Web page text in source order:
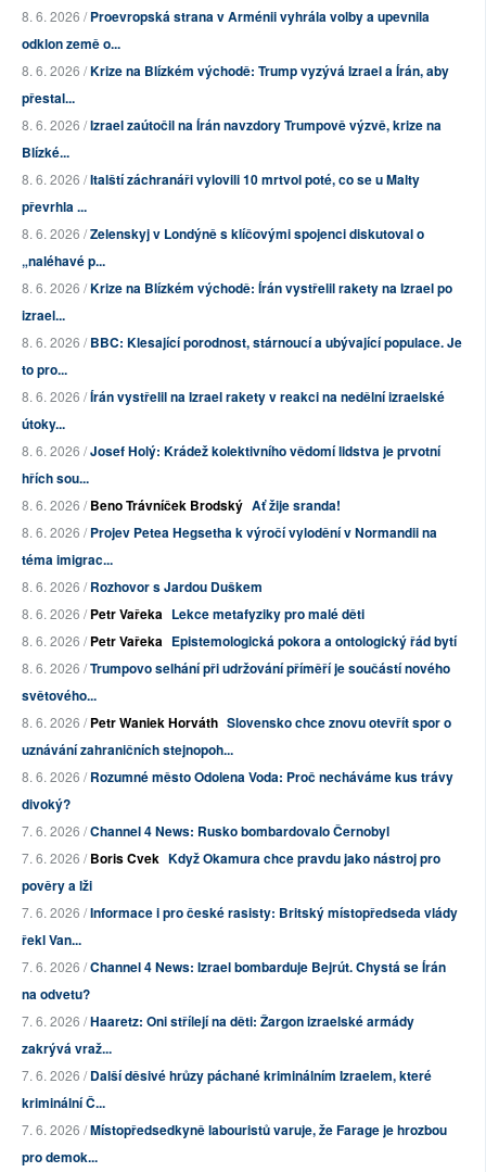
8. 6. 2026 /Proevropská strana v Arménii vyhrála volby a upevnila
odklon země o...
8. 6. 2026 /Krize na Blízkém východě: Trump vyzývá Izrael a Írán, aby
přestal...
8. 6. 2026 /Izrael zaútočil na Írán navzdory Trumpově výzvě, krize na
Blízké...
8. 6. 2026 /Italští záchranáři vylovili 10 mrtvol poté, co se u Malty
převrhla ...
8. 6. 2026 /Zelenskyj v Londýně s klíčovými spojenci diskutoval o
„naléhavé p...
8. 6. 2026 /Krize na Blízkém východě: Írán vystřelil rakety na Izrael po
izrael...
8. 6. 2026 /BBC: Klesající porodnost, stárnoucí a ubývající populace. Je
to pro...
8. 6. 2026 /Írán vystřelil na Izrael rakety v reakci na nedělní izraelské
útoky...
8. 6. 2026 /Josef Holý: Krádež kolektivního vědomí lidstva je prvotní
hřích sou...
8. 6. 2026 /Beno Trávníček Brodský Ať žije sranda!
8. 6. 2026 /Projev Petea Hegsetha k výročí vylodění v Normandii na
téma imigrac...
8. 6. 2026 /Rozhovor s Jardou Duškem
8. 6. 2026 /Petr Vařeka Lekce metafyziky pro malé děti
8. 6. 2026 /Petr Vařeka Epistemologická pokora a ontologický řád bytí
8. 6. 2026 /Trumpovo selhání při udržování příměří je součástí nového
světového...
8. 6. 2026 /Petr Waniek Horváth Slovensko chce znovu otevřít spor o
uznávání zahraničních stejnopoh...
8. 6. 2026 /Rozumné město Odolena Voda: Proč necháváme kus trávy
divoký?
7. 6. 2026 /Channel 4 News: Rusko bombardovalo Černobyl
7. 6. 2026 /Boris Cvek Když Okamura chce pravdu jako nástroj pro
pověry a lži
7. 6. 2026 /Informace i pro české rasisty: Britský místopředseda vlády
řekl Van...
7. 6. 2026 /Channel 4 News: Izrael bombarduje Bejrút. Chystá se Írán
na odvetu?
7. 6. 2026 /Haaretz: Oni střílejí na děti: Žargon izraelské armády
zakrývá vraž...
7. 6. 2026 /Další děsivé hrůzy páchané kriminálním Izraelem, které
kriminální Č...
7. 6. 2026 /Místopředsedkyně labouristů varuje, že Farage je hrozbou
pro demok...